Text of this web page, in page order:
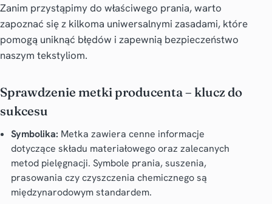
Zanim przystąpimy do właściwego prania, warto
zapoznać się z kilkoma uniwersalnymi zasadami, które
pomogą uniknąć błędów i zapewnią bezpieczeństwo
naszym tekstyliom.
Sprawdzenie metki producenta – klucz do
sukcesu
Symbolika: Metka zawiera cenne informacje
dotyczące składu materiałowego oraz zalecanych
metod pielęgnacji. Symbole prania, suszenia,
prasowania czy czyszczenia chemicznego są
międzynarodowym standardem.